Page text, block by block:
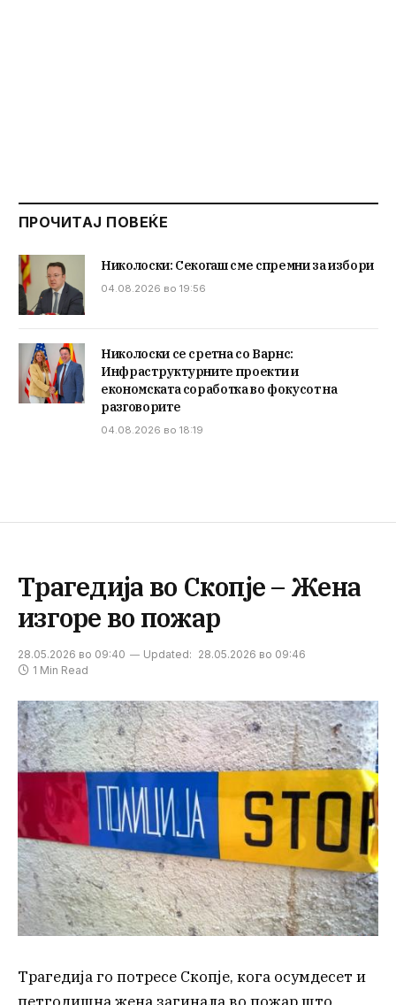
ПРОЧИТАЈ ПОВЕЌЕ
Николоски: Секогаш сме спремни за избори
04.08.2026 во 19:56
Николоски се сретна со Варнс:
Инфраструктурните проекти и
економската соработка во фокусот на
разговорите
04.08.2026 во 18:19
Трагедија во Скопје – Жена
изгоре во пожар
28.05.2026 во 09:40 Updated: 28.05.2026 во 09:46
1 Min Read
Трагедија го потресе Скопје, кога осумдесет и